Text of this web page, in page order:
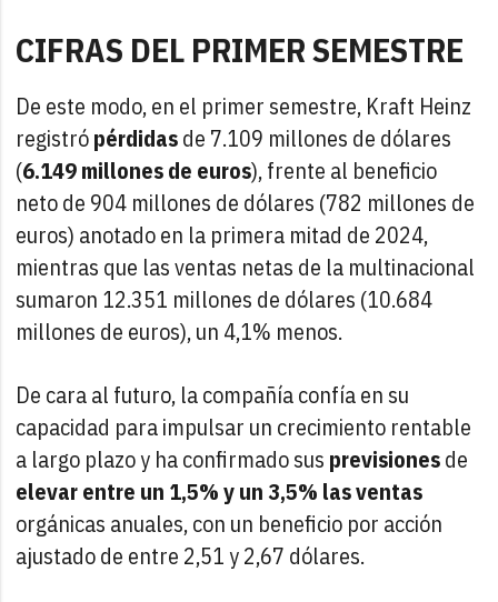
CIFRAS DEL PRIMER SEMESTRE
De este modo, en el primer semestre, Kraft Heinz
registrópérdidasde 7.109 millones de dólares
(6.149 millones de euros), frente al beneficio
neto de 904 millones de dólares (782 millones de
euros) anotado en la primera mitad de 2024,
mientras que las ventas netas de la multinacional
sumaron 12.351 millones de dólares (10.684
millones de euros), un 4,1% menos.
De cara al futuro, la compañía confía en su
capacidad para impulsar un crecimiento rentable
a largo plazo y ha confirmado sus previsionesde
elevar entre un 1,5% y un 3,5% las ventas
orgánicas anuales, con un beneficio por acción
ajustado de entre 2,51 y 2,67 dólares.